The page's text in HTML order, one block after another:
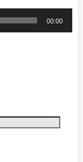
00:00